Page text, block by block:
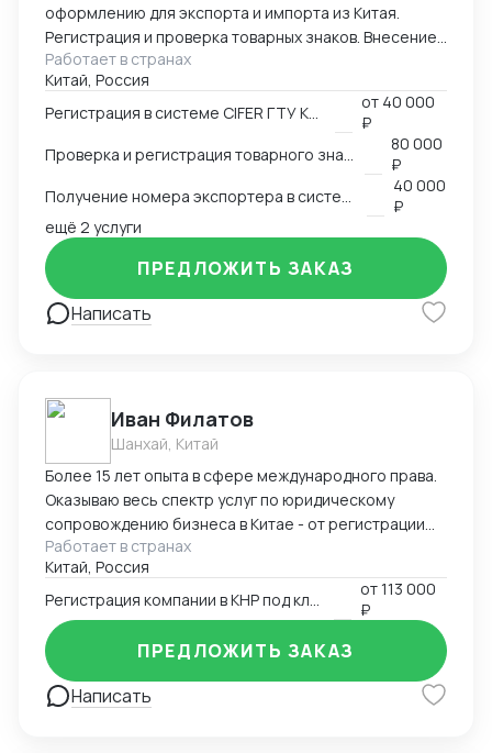
оформлению для экспорта и импорта из Китая.
Регистрация и проверка товарных знаков. Внесение
в таможенный реестр товарных знаков.
Изготовление маркировки для пищевой продукции
для реализации в Китае. Получение номера
HS и CIQ кодов.
Работает в странах
Китай, Россия
от 40 000
₽
80 000
₽
40 000
₽
ещё 2 услуги
Написать
ПРЕДЛОЖИТЬ ЗАКАЗ
Иван Филатов
Шанхай, Китай
Более 15 лет опыта в сфере международного права.
Оказываю весь спектр услуг по юридическому
сопровождению бизнеса в Китае - от регистрации
компании с участием граждан России и получения
разрешения на работу, миграции бизнеса, открытия
счетов в местном банке, оформления приглашений
на въезд до взаимодействия с госорганами и
службами в Китае, проверки контрагентов до
подготовки и совершения сделок и абонентского
обслуживания бизнеса.
Работает в странах
Китай, Россия
от113 000
₽
Написать
ПРЕДЛОЖИТЬ ЗАКАЗ